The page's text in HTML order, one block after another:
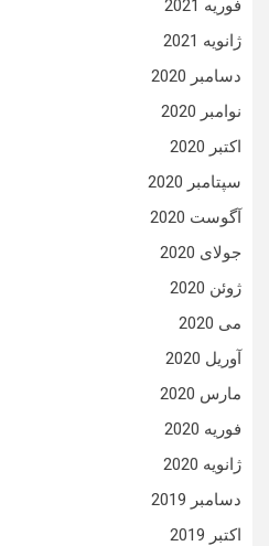
فوریه 2021
ژانویه 2021
دسامبر 2020
نوامبر 2020
اکتبر 2020
سپتامبر 2020
آگوست 2020
جولای 2020
ژوئن 2020
می 2020
آوریل 2020
مارس 2020
فوریه 2020
ژانویه 2020
دسامبر 2019
اکتبر 2019